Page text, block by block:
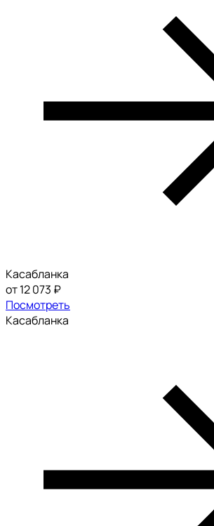
Касабланка
от 12 073 ₽
Посмотреть
Касабланка